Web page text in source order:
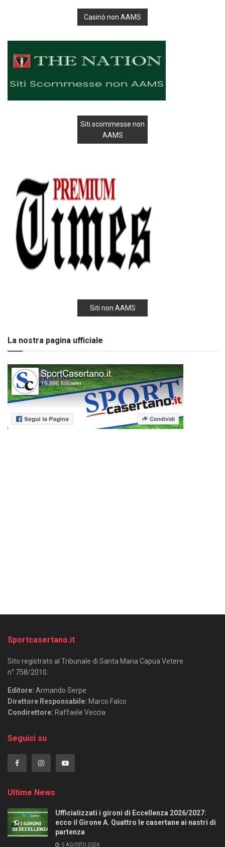
Casinò non AAMS
Siti scommesse non
AAMS
Siti non AAMS
La nostra pagina ufficiale
Sportcasertano.it
Sito registrato al Tribunale di Santa Maria Capua Vetere
n° 758/2010.
Editore: Armando Serpe
Direttore Responsabile: Marco Falco
Condirettore: Raffaele Veccia
Seguici su
Ultime News
Ufficializzati i gironi di Eccellenza 2026/2027:
ecco il Girone A. Quattro le casertane ai nastri di
partenza
5 AGOSTO 2026